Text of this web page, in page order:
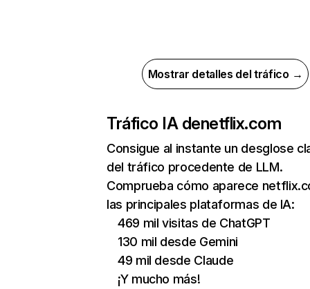
Mostrar detalles del tráfico →
Tráfico IA denetflix.com
Consigue al instante un desglose
del tráfico procedente de LLM.
Comprueba cómo aparece
las principales plataformas de IA:
469 mil visitas de ChatGPT
130 mil desde Gemini
49 mil desde Claude
¡Y mucho más!